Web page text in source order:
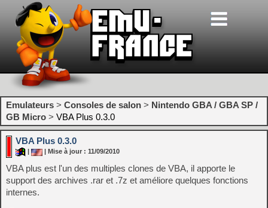
Emulateurs > Consoles de salon > Nintendo GBA / GBA SP /
GB Micro > VBA Plus 0.3.0
VBA Plus 0.3.0
| Mise à jour : 11/09/2010
VBA plus est l'un des multiples clones de VBA, il apporte le
support des archives .rar et .7z et améliore quelques fonctions
internes.